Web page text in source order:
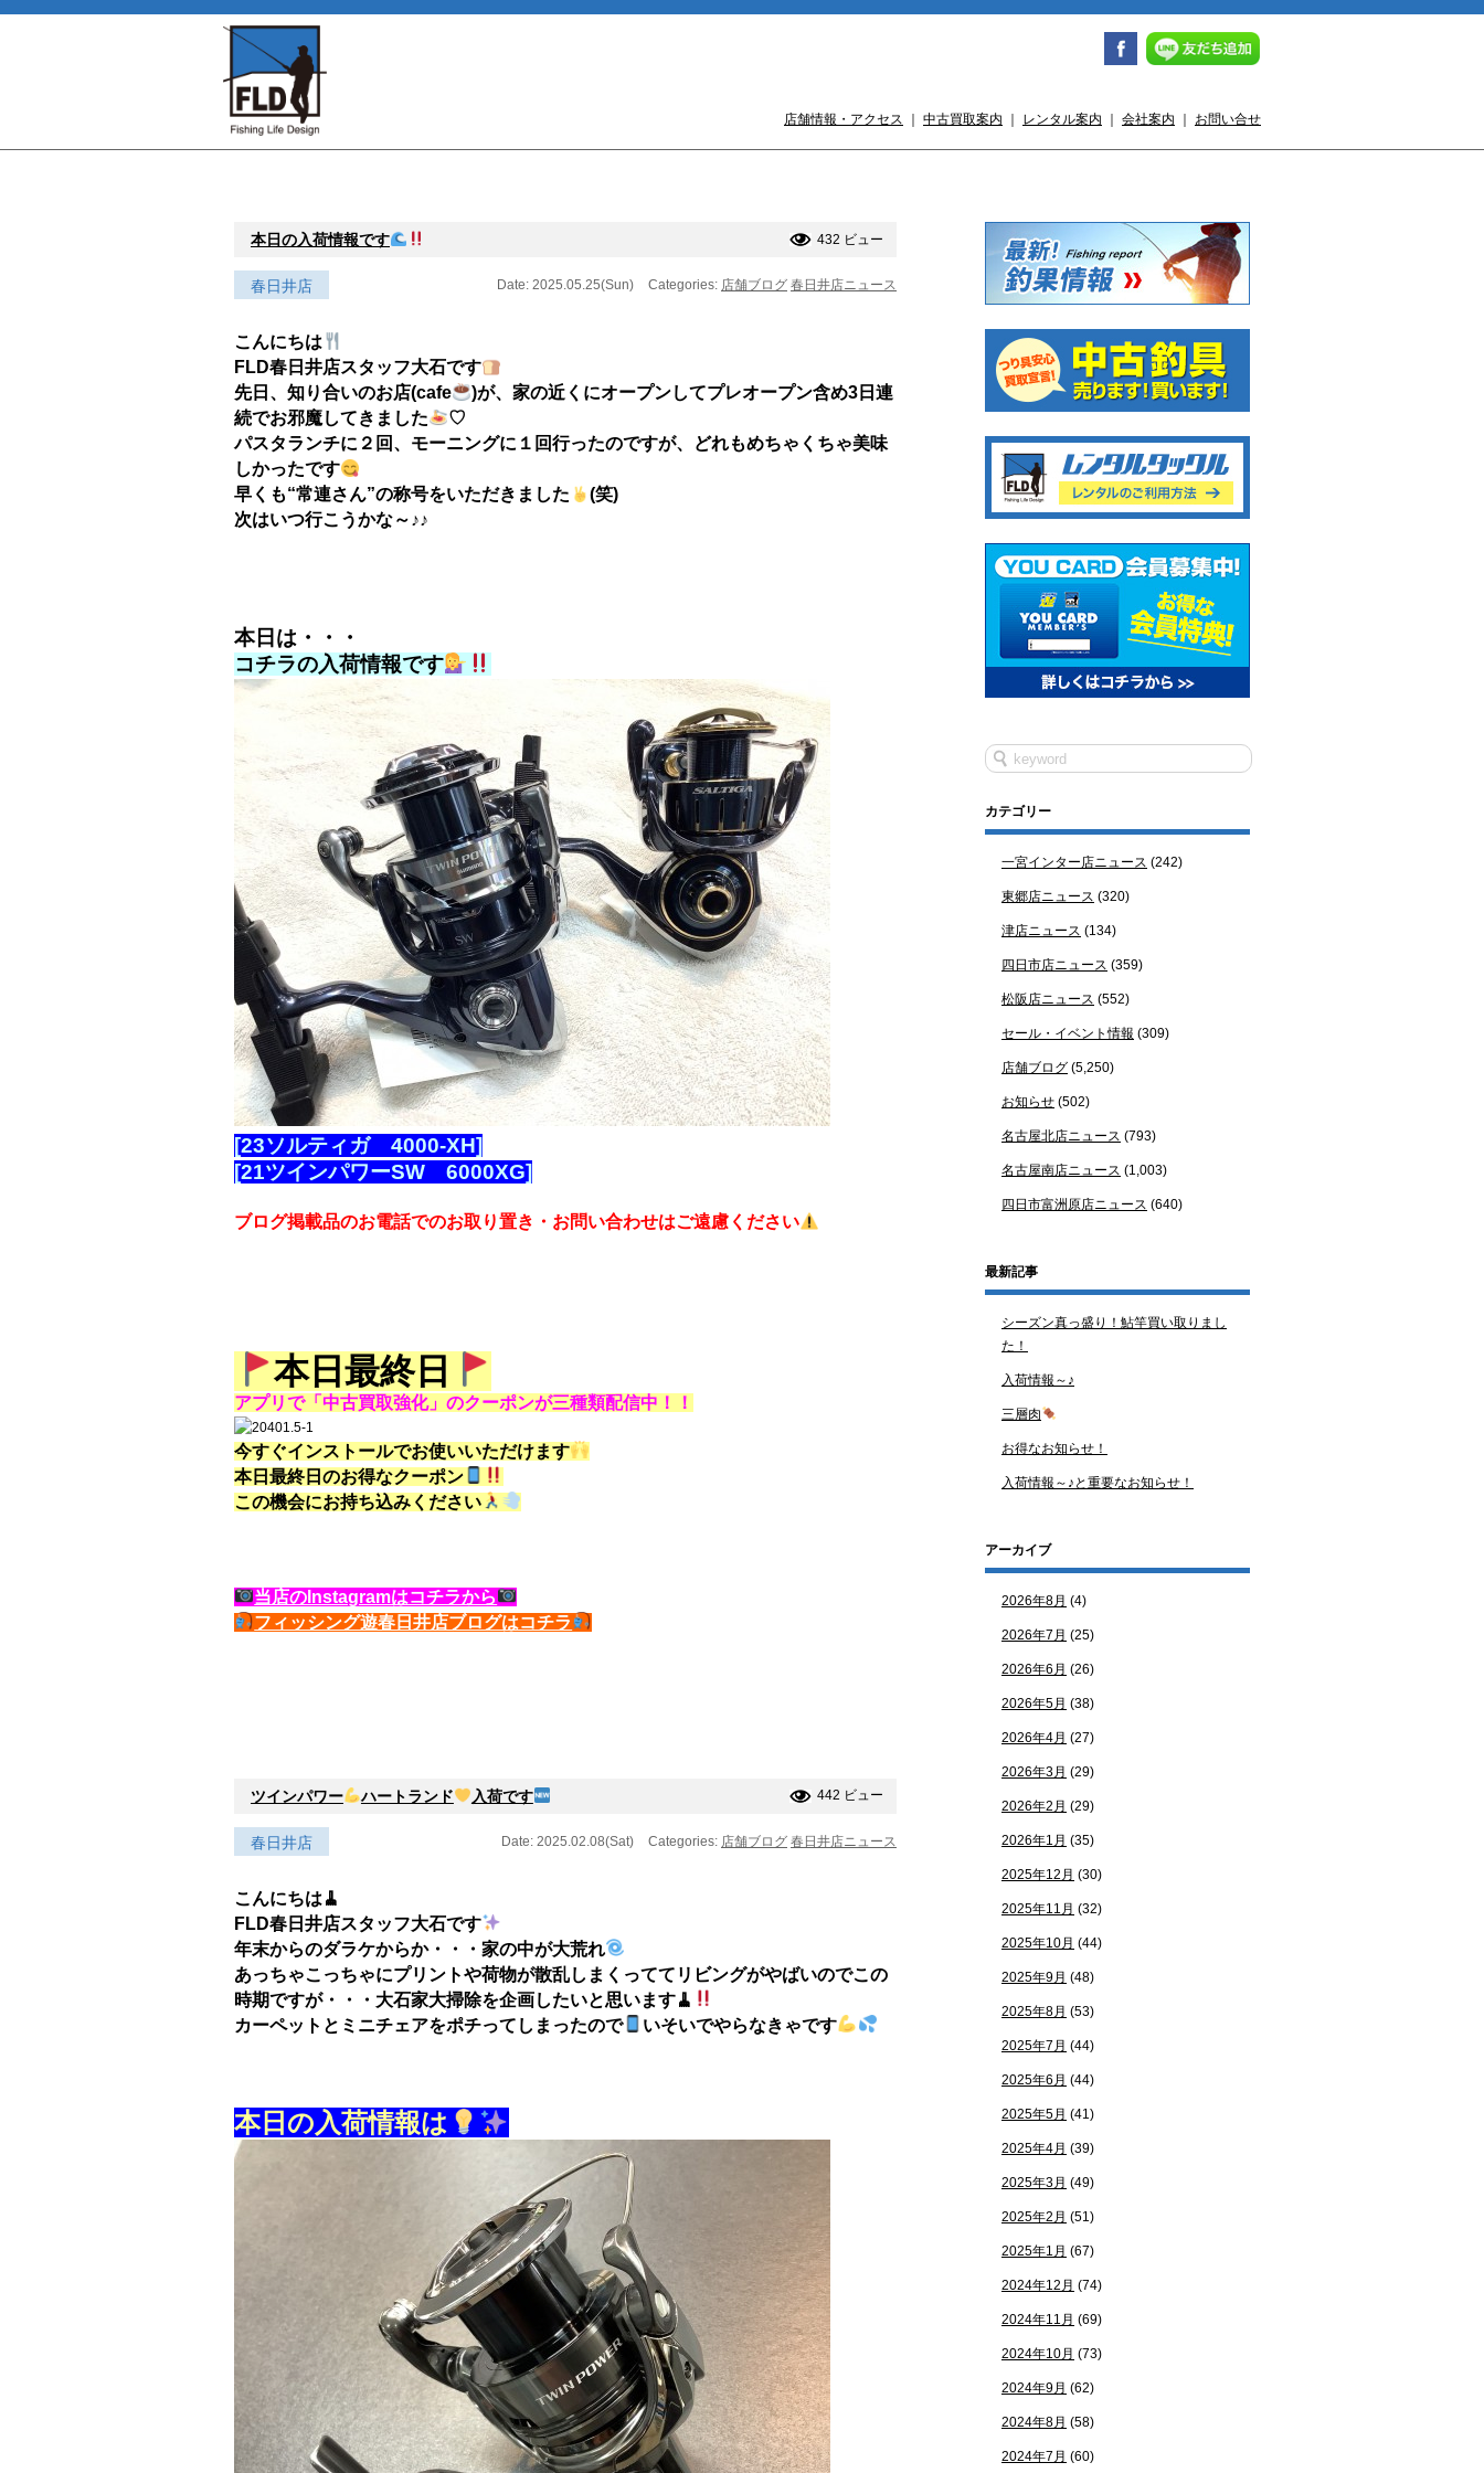
店舗情報・アクセス 中古買取案内 レンタル案内 会社案内 お問い合せ
本日の入荷情報です 432 ビュー
春日井店 Date: 2025.05.25(Sun) Categories: 店舗ブログ 春日井店ニュース
こんにちは
FLD春日井店スタッフ大石です
先日、知り合いのお店(cafe
)が、家の近くにオープンしてプレオープン含め3日連
続でお邪魔してきました
♡
パスタランチに２回、モーニングに１回行ったのですが、どれもめちゃくちゃ美味
しかったです
早くも“常連さん”の称号をいただきました
(笑)
次はいつ行こうかな～♪♪
本日は・・・
コチラの入荷情報です
[23ソルティガ 4000-XH]
[21ツインパワーSW 6000XG]
ブログ掲載品のお電話でのお取り置き・お問い合わせはご遠慮ください
本日最終日
アプリで「中古買取強化」のクーポンが三種類配信中！！
今すぐインストールでお使いいただけます
本日最終日のお得なクーポン
この機会にお持ち込みください
当店のInstagramはコチラから
フィッシング遊春日井店ブログはコチラ
ツインパワー ハートランド 入荷です 442 ビュー
春日井店 Date: 2025.02.08(Sat) Categories: 店舗ブログ 春日井店ニュース
こんにちは🧹
FLD春日井店スタッフ大石です
年末からのダラケからか・・・家の中が大荒れ
あっちゃこっちゃにプリントや荷物が散乱しまくっててリビングがやばいのでこの
時期ですが・・・大石家大掃除を企画したいと思います🧹
カーペットとミニチェアをポチってしまったので
いそいでやらなきゃです
本日の入荷情報は
カテゴリー
一宮インター店ニュース (242)
東郷店ニュース (320)
津店ニュース (134)
四日市店ニュース (359)
松阪店ニュース (552)
セール・イベント情報 (309)
店舗ブログ (5,250)
お知らせ (502)
名古屋北店ニュース (793)
名古屋南店ニュース (1,003)
四日市富洲原店ニュース (640)
最新記事
シーズン真っ盛り！鮎竿買い取りまし
た！
入荷情報～♪
三層肉
お得なお知らせ！
入荷情報～♪と重要なお知らせ！
アーカイブ
2026年8月 (4)
2026年7月 (25)
2026年6月 (26)
2026年5月 (38)
2026年4月 (27)
2026年3月 (29)
2026年2月 (29)
2026年1月 (35)
2025年12月 (30)
2025年11月 (32)
2025年10月 (44)
2025年9月 (48)
2025年8月 (53)
2025年7月 (44)
2025年6月 (44)
2025年5月 (41)
2025年4月 (39)
2025年3月 (49)
2025年2月 (51)
2025年1月 (67)
2024年12月 (74)
2024年11月 (69)
2024年10月 (73)
2024年9月 (62)
2024年8月 (58)
2024年7月 (60)